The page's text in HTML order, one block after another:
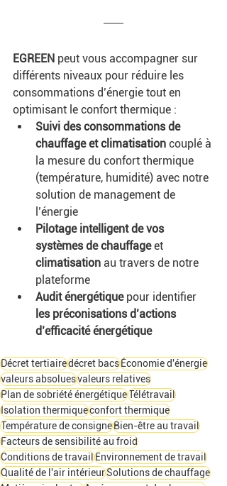
EGREEN peut vous accompagner sur
différents niveaux pour réduire les
consommations d’énergie tout en
optimisant le confort thermique :
Suivi des consommations de
chauffage et climatisation couplé à
la mesure du confort thermique
(température, humidité) avec notre
solution de management de
l’énergie
Pilotage intelligent de vos
systèmes de chauffage et
climatisation au travers de notre
plateforme
Audit énergétique pour identifier
les préconisations d’actions
d’efficacité énergétique
Décret tertiairedécret bacsÉconomie d'énergie
valeurs absoluesvaleurs relatives
Plan de sobriété énergétiqueTélétravail
Isolation thermiqueconfort thermique
Température de consigneBien-être au travail
Facteurs de sensibilité au froid
Conditions de travailEnvironnement de travail
Qualité de l'air intérieurSolutions de chauffage